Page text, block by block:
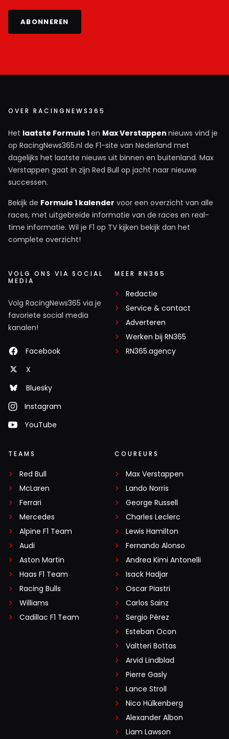
ABONNEREN
OVER RACINGNEWS365
Het laatste Formule 1en Max Verstappen nieuws vind je
op RacingNews365.nl de F1-site van Nederland met
dagelijks het laatste nieuws uit binnen en buitenland. Max
Verstappen gaat in zijn Red Bull op jacht naar nieuwe
successen.
Bekijk de Formule 1 kalender voor een overzicht van alle
races, met uitgebreide informatie van de races en real-
time informatie. Wil je F1 op TV kijken bekijk dan het
complete overzicht!
VOLG ONS VIA SOCIAL
MEDIA
Volg RacingNews365 via je
favoriete social media
kanalen!
Facebook
X
Bluesky
Instagram
YouTube
MEER RN365
Redactie
Service & contact
Adverteren
Werken bij RN365
RN365.agency
TEAMS
Red Bull
McLaren
Ferrari
Mercedes
Alpine F1 Team
Audi
Aston Martin
Haas F1 Team
Racing Bulls
Williams
Cadillac F1 Team
COUREURS
Max Verstappen
Lando Norris
George Russell
Charles Leclerc
Lewis Hamilton
Fernando Alonso
Andrea Kimi Antonelli
Isack Hadjar
Oscar Piastri
Carlos Sainz
Sergio Pérez
Esteban Ocon
Valtteri Bottas
Arvid Lindblad
Pierre Gasly
Lance Stroll
Nico Hülkenberg
Alexander Albon
Liam Lawson